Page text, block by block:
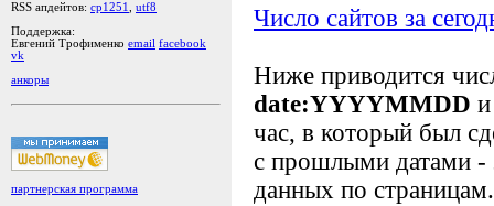
RSS апдейтов: cp1251
utf8
Поддержка:
Евгений Трофименко email facebook
vk
анкоры
партнерская программа
Число сайтов за
Ниже приводится
date:YYYYMMDD
час, в который был
с прошлыми датами -
данных по страницам.